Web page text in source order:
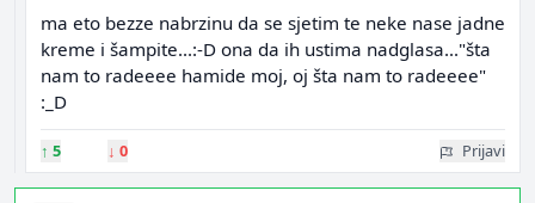
ma eto bezze nabrzinu da se sjetim te neke nase jadne
kreme i šampite...:-D ona da ih ustima nadglasa..."šta
nam to radeeee hamide moj, oj šta nam to radeeee"
:_D
↑ 5 ↓ 0 Prijavi